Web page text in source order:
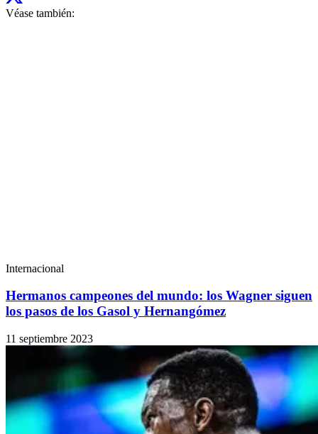
Véase también:
Internacional
Hermanos campeones del mundo: los Wagner siguen
los pasos de los Gasol y Hernangómez
11 septiembre 2023